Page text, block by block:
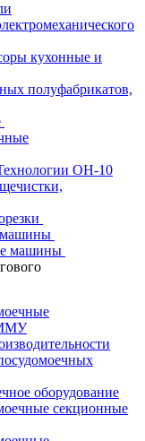
кухонные и
полуфабрикатов,
ОН-10
машины
машины
ММУ
оборудование
секционные